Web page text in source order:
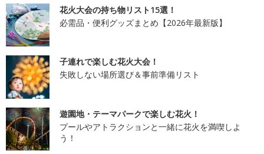
花火大会の持ち物リスト15選！
必需品・便利グッズまとめ【2026年最新版】
子連れで楽しむ花火大会！
失敗しない場所選び＆事前準備リスト
遊園地・テーマパークで楽しむ花火！
プールやアトラクションと一緒に花火を満喫しよ
う！